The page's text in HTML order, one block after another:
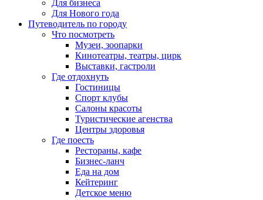
Для бизнеса
Для Нового года
Путеводитель по городу
Что посмотреть
Музеи, зоопарки
Кинотеатры, театры, цирк
Выставки, гастроли
Где отдохнуть
Гостиницы
Спорт клубы
Салоны красоты
Туристические агенства
Центры здоровья
Где поесть
Рестораны, кафе
Бизнес-ланч
Еда на дом
Кейтеринг
Детское меню